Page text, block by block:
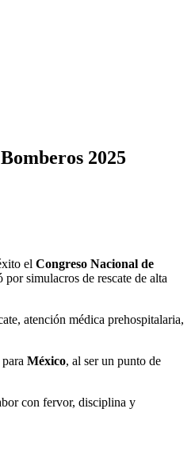
2025
el Congreso Nacional de
simulacros de rescate de alta
atención médica prehospitalaria,
México, al ser un punto de
con fervor, disciplina y